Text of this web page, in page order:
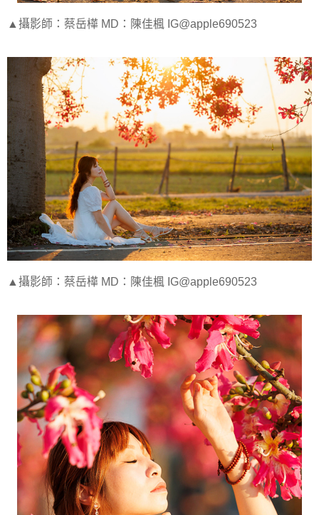
▲攝影師：蔡岳樺 MD：陳佳楓 IG@apple690523
▲攝影師：蔡岳樺 MD：陳佳楓 IG@apple690523